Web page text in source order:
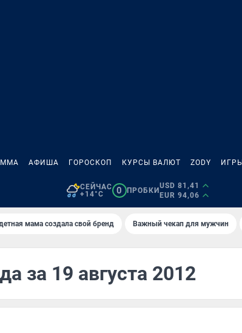
АФИША ГОРОСКОП КУРСЫ ВАЛЮТ ZODY ИГРЫ
СЕЙЧАС
+14°C
0 ПРОБКИ
USD 81,41
EUR 94,06
мама создала свой бренд Важный чекап для мужчин
за 19 августа 2012